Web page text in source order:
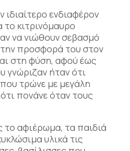
ιδιαίτερο ενδιαφέρον
το κιτρινόμαυρο
να νιώθουν σεβασμό
την προσφορά του στον
στη φύση, αφού έως
γνώριζαν ήταν ότι
που τρώνε με μεγάλη
πονάνε όταν τους
αφιέρωμα, τα παιδιά
υλικά τις